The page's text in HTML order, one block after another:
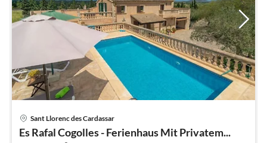
Sant Llorenc des Cardassar
Es Rafal Cogolles - Ferienhaus Mit Privatem...